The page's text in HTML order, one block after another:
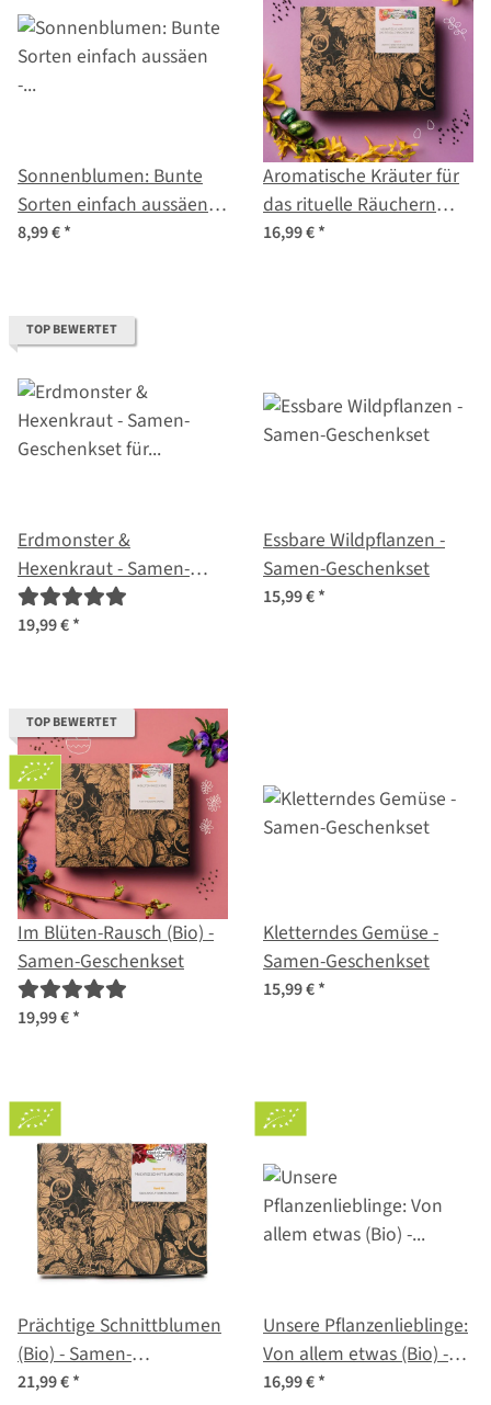
Sonnenblumen: Bunte
Sorten einfach aussäen -
Samenset Nr.1
8,99 €*
Aromatische Kräuter für
das rituelle Räuchern
(Bio) - Samen-
16,99 €*
TOP BEWERTET
Erdmonster &
Hexenkraut - Samen-
Geschenkset für Kinder
19,99 €*
Essbare Wildpflanzen -
Samen-Geschenkset
15,99 €*
TOP BEWERTET
Im Blüten-Rausch (Bio) -
Samen-Geschenkset
19,99 €*
Kletterndes Gemüse -
Samen-Geschenkset
15,99 €*
Prächtige Schnittblumen
(Bio) - Samen-
Geschenkset
21,99 €*
Unsere Pflanzenlieblinge:
Von allem etwas (Bio) -
Samen-Geschenkset
16,99 €*